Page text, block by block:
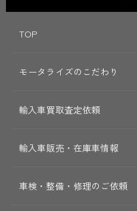
TOP
モータライズのこだわり
輸入車買取査定依頼
輸入車販売・在庫車情報
車検・整備・修理のご依頼